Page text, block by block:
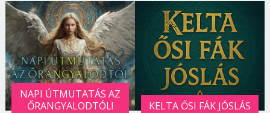
NAPI ÚTMUTATÁS AZ
ŐRANGYALODTÓL!
KELTA ŐSI FÁK JÓSLÁS